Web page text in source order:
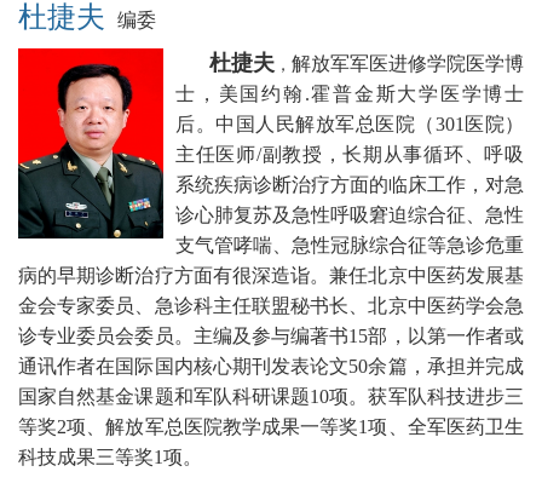
杜捷夫 编委
杜捷夫 ， 解放军军医进修学院医学博
士，美国约翰.霍普金斯大学医学博士
后。中国人民解放军总医院（301医院）
主任医师/副教授，长期从事循环、呼吸
系统疾病诊断治疗方面的临床工作，对急
诊心肺复苏及急性呼吸窘迫综合征、急性
支气管哮喘、急性冠脉综合征等急诊危重
病的早期诊断治疗方面有很深造诣。兼任北京中医药发展基
金会专家委员、急诊科主任联盟秘书长 、北京中医药学会急
诊专业委员会委员。 主编及参与编著书15部，以第一作者或
通讯作者在国际国内核心期刊发表论文50余篇 ，承担并完成
国家自然基金课题和军队科研课题10项。获军队科技进步三
等奖2项、解放军总医院教学成果一等奖1项、 全军医药卫生
科技成果三等奖1项。